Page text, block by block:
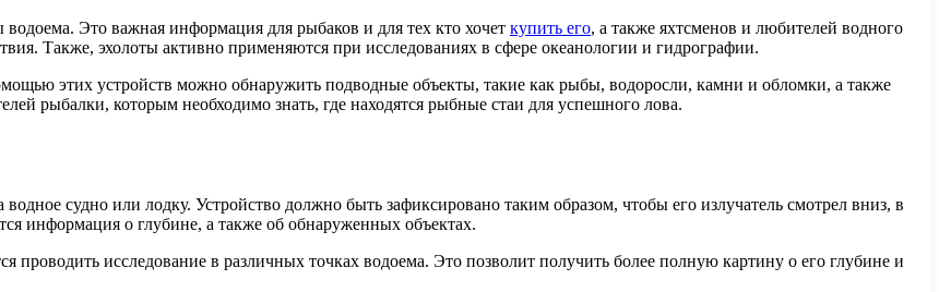
Это важная информация для рыбаков и для тех кто хочет купить его, а также яхтсменов и любителей водного
Также, эхолоты активно применяются при исследованиях в сфере океанологии и гидрографии.
этих устройств можно обнаружить подводные объекты, такие как рыбы, водоросли, камни и обломки, а также
рыбалки, которым необходимо знать, где находятся рыбные стаи для успешного лова.
судно или лодку. Устройство должно быть зафиксировано таким образом, чтобы его излучатель смотрел вниз, в
информация о глубине, а также об обнаруженных объектах.
проводить исследование в различных точках водоема. Это позволит получить более полную картину о его глубине и